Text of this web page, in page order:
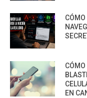
CÓMO
EN